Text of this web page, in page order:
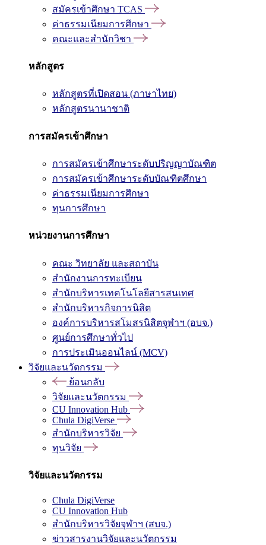
สมัครเข้าศึกษา TCAS
ค่าธรรมเนียมการศึกษา
คณะและสำนักวิชา
หลักสูตร
หลักสูตรที่เปิดสอน (ภาษาไทย)
หลักสูตรนานาชาติ
การสมัครเข้าศึกษา
การสมัครเข้าศึกษาระดับปริญญาบัณฑิต
การสมัครเข้าศึกษาระดับบัณฑิตศึกษา
ค่าธรรมเนียมการศึกษา
ทุนการศึกษา
หน่วยงานการศึกษา
คณะ วิทยาลัย และสถาบัน
สำนักงานการทะเบียน
สำนักบริหารเทคโนโลยีสารสนเทศ
สำนักบริหารกิจการนิสิต
องค์การบริหารสโมสรนิสิตจุฬาฯ (อบจ.)
ศูนย์การศึกษาทั่วไป
การประเมินออนไลน์ (MCV)
วิจัยและนวัตกรรม
ย้อนกลับ
วิจัยและนวัตกรรม
CU Innovation Hub
Chula DigiVerse
สำนักบริหารวิจัย
ทุนวิจัย
วิจัยและนวัตกรรม
Chula DigiVerse
CU Innovation Hub
สำนักบริหารวิจัยจุฬาฯ (สบจ.)
ข่าวสารงานวิจัยและนวัตกรรม